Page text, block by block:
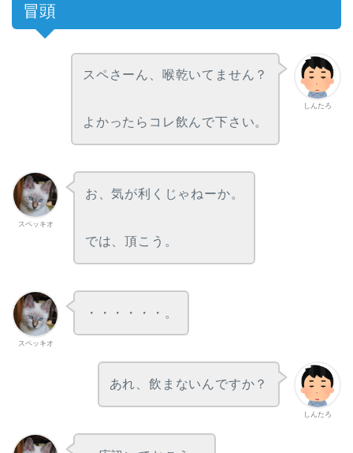
冒頭
しんたろ
スペさーん、喉乾いてません？
よかったらコレ飲んで下さい。
スペッキオ
お、気が利くじゃねーか。
では、頂こう。
スペッキオ
・・・・・・。
しんたろ
あれ、飲まないんですか？